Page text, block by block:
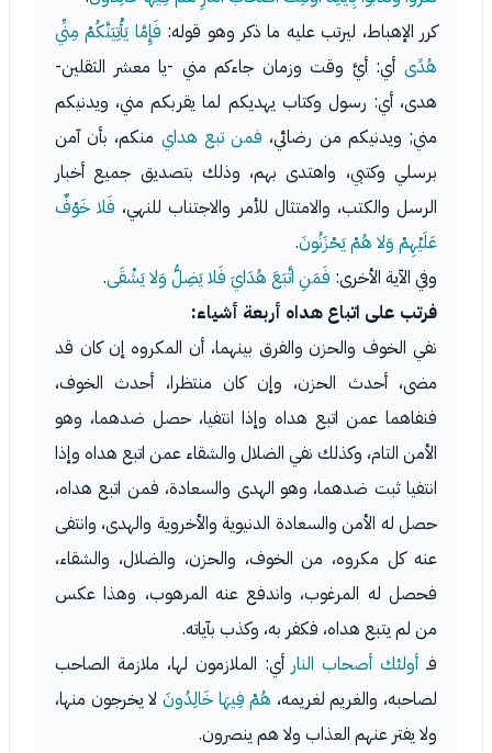
كرر الإهباط، ليرتب عليه ما ذكر وهو قوله: فَإِمَّا يَأْتِيَنَّكُمْ مِنِّي
هُدًى أي: أيَّ وقت وزمان جاءكم مني -يا معشر الثقلين-
هدى، أي: رسول وكتاب يهديكم لما يقربكم مني، ويدنيكم
مني; ويدنيكم من رضائي، فمن تبع هداي منكم، بأن آمن
برسلي وكتبي، واهتدى بهم، وذلك بتصديق جميع أخبار
الرسل والكتب، والامتثال للأمر والاجتناب للنهي، فَلا خَوْفٌ
عَلَيْهِمْ وَلا هُمْ يَحْزَنُونَ.
وفي الآية الأخرى: فَمَنِ اتَّبَعَ هُدَايَ فَلا يَضِلُّ وَلا يَشْقَى.
فرتب على اتباع هداه أربعة أشياء:
نفي الخوف والحزن والفرق بينهما، أن المكروه إن كان قد
مضى، أحدث الحزن، وإن كان منتظرا، أحدث الخوف،
فنفاهما عمن اتبع هداه وإذا انتفيا، حصل ضدهما، وهو
الأمن التام، وكذلك نفي الضلال والشقاء عمن اتبع هداه وإذا
انتفيا ثبت ضدهما، وهو الهدى والسعادة، فمن اتبع هداه،
حصل له الأمن والسعادة الدنيوية والأخروية والهدى، وانتفى
عنه كل مكروه، من الخوف، والحزن، والضلال، والشقاء،
فحصل له المرغوب، واندفع عنه المرهوب، وهذا عكس
من لم يتبع هداه، فكفر به، وكذب بآياته.
فـ أولئك أصحاب النار أي: الملازمون لها، ملازمة الصاحب
لصاحبه، والغريم لغريمه، هُمْ فِيهَا خَالِدُونَ لا يخرجون منها،
ولا يفتر عنهم العذاب ولا هم ينصرون.